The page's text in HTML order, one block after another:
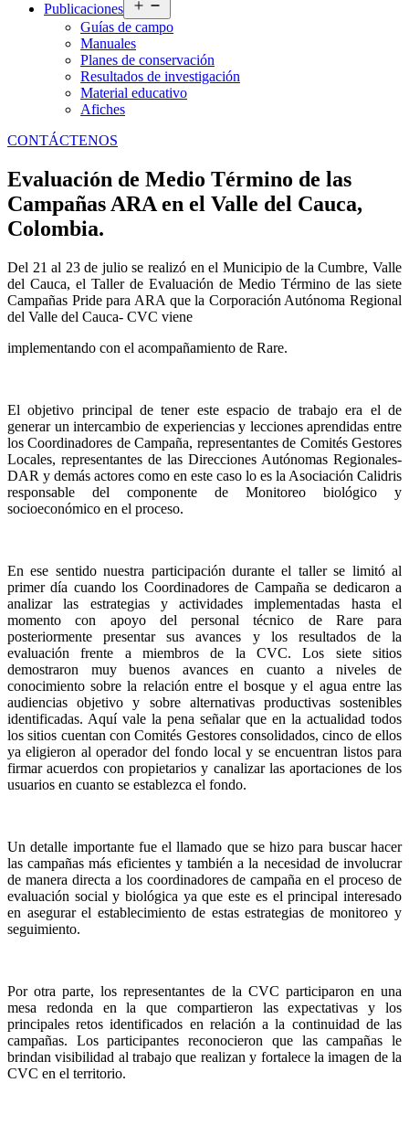
Publicaciones
el
menú
Guías de campo
Manuales
Planes de conservación
Resultados de investigación
Material educativo
Afiches
CONTÁCTENOS
Evaluación de Medio Término de las
Campañas ARA en el Valle del Cauca,
Colombia.
Del 21 al 23 de julio se realizó en el Municipio de la Cumbre, Valle
del Cauca, el Taller de Evaluación de Medio Término de las siete
Campañas Pride para ARA que la Corporación Autónoma Regional
del Valle del Cauca- CVC viene
implementando con el acompañamiento de Rare.
El objetivo principal de tener este espacio de trabajo era el de
generar un intercambio de experiencias y lecciones aprendidas entre
los Coordinadores de Campaña, representantes de Comités Gestores
Locales, representantes de las Direcciones Autónomas Regionales-
DAR y demás actores como en este caso lo es la Asociación Calidris
responsable del componente de Monitoreo biológico y
socioeconómico en el proceso.
En ese sentido nuestra participación durante el taller se limitó al
primer día cuando los Coordinadores de Campaña se dedicaron a
analizar las estrategias y actividades implementadas hasta el
momento con apoyo del personal técnico de Rare para
posteriormente presentar sus avances y los resultados de la
evaluación frente a miembros de la CVC. Los siete sitios
demostraron muy buenos avances en cuanto a niveles de
conocimiento sobre la relación entre el bosque y el agua entre las
audiencias objetivo y sobre alternativas productivas sostenibles
identificadas. Aquí vale la pena señalar que en la actualidad todos
los sitios cuentan con Comités Gestores consolidados, cinco de ellos
ya eligieron al operador del fondo local y se encuentran listos para
firmar acuerdos con propietarios y canalizar las aportaciones de los
usuarios en cuanto se establezca el fondo.
Un detalle importante fue el llamado que se hizo para buscar hacer
las campañas más eficientes y también a la necesidad de involucrar
de manera directa a los coordinadores de campaña en el proceso de
evaluación social y biológica ya que este es el principal interesado
en asegurar el establecimiento de estas estrategias de monitoreo y
seguimiento.
Por otra parte, los representantes de la CVC participaron en una
mesa redonda en la que compartieron las expectativas y los
principales retos identificados en relación a la continuidad de las
campañas. Los participantes reconocieron que las campañas le
brindan visibilidad al trabajo que realizan y fortalece la imagen de la
CVC en el territorio.